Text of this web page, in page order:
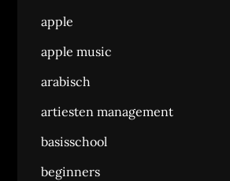
apple
apple music
arabisch
artiesten management
basisschool
beginners